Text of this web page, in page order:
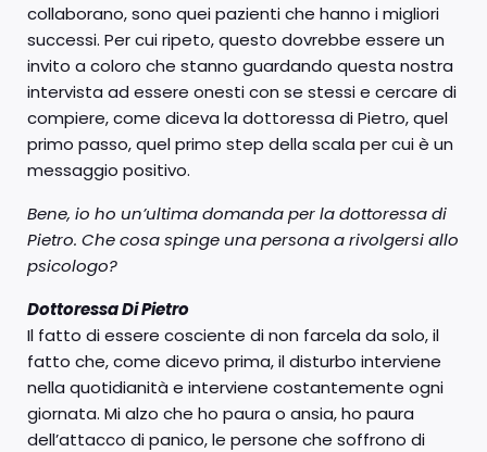
collaborano, sono quei pazienti che hanno i migliori
successi. Per cui ripeto, questo dovrebbe essere un
invito a coloro che stanno guardando questa nostra
intervista ad essere onesti con se stessi e cercare di
compiere, come diceva la dottoressa di Pietro, quel
primo passo, quel primo step della scala per cui è un
messaggio positivo.
Bene, io ho un’ultima domanda per la dottoressa di
Pietro. Che cosa spinge una persona a rivolgersi allo
psicologo?
Dottoressa Di Pietro
Il fatto di essere cosciente di non farcela da solo, il
fatto che, come dicevo prima, il disturbo interviene
nella quotidianità e interviene costantemente ogni
giornata. Mi alzo che ho paura o ansia, ho paura
dell’attacco di panico, le persone che soffrono di